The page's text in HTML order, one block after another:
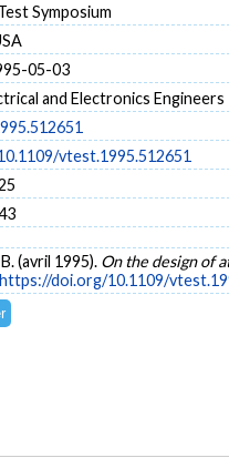
Symposium
05-03
and Electronics Engineers
vtest.1995.512651
(avril 1995). On the design of
https://doi.org/10.1109/